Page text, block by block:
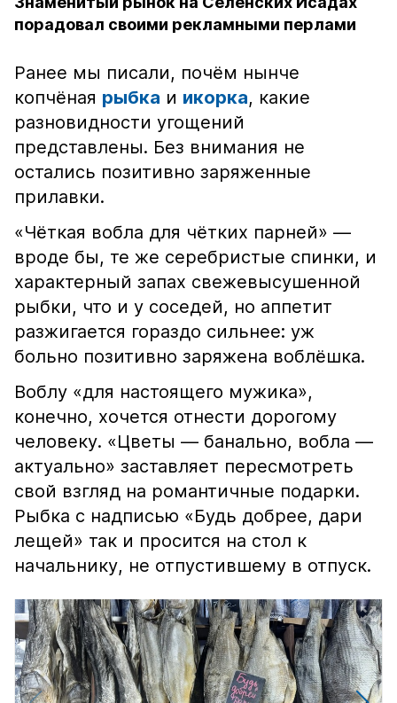
порадовал своими рекламными перлами
Ранее мы писали, почём нынче
копчёная рыбка и икорка, какие
разновидности угощений
представлены. Без внимания не
остались позитивно заряженные
прилавки.
«Чёткая вобла для чётких парней» —
вроде бы, те же серебристые спинки, и
характерный запах свежевысушенной
рыбки, что и у соседей, но аппетит
разжигается гораздо сильнее: уж
больно позитивно заряжена воблёшка.
Воблу «для настоящего мужика»,
конечно, хочется отнести дорогому
человеку. «Цветы — банально, вобла —
актуально» заставляет пересмотреть
свой взгляд на романтичные подарки.
Рыбка с надписью «Будь добрее, дари
лещей» так и просится на стол к
начальнику, не отпустившему в отпуск.